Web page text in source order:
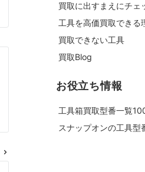
買取に出すまえにチェ
工具を高価買取できる
買取できない工具
買取Blog
お役立ち情報
工具箱買取型番一覧
スナップオンの工具型